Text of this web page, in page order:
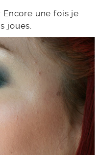
une fois je
joues.